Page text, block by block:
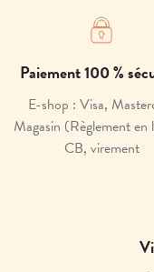
Paiement 100 %
E-shop : Visa,
Magasin (Règlement en
CB, virement